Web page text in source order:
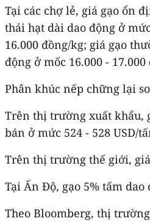
Tại các chợ lẻ, giá gạo ổn
thái hạt dài dao động ở
16.000 đồng/kg; giá gạo
động ở mốc 16.000 -
Phân khúc nếp chững lại
Trên thị trường xuất khẩu,
bán ở mức 524 - 528 USD/
Trên thị trường thế giới, giá
Tại Ấn Độ, gạo 5% tấm dao
Theo Bloomberg, thị